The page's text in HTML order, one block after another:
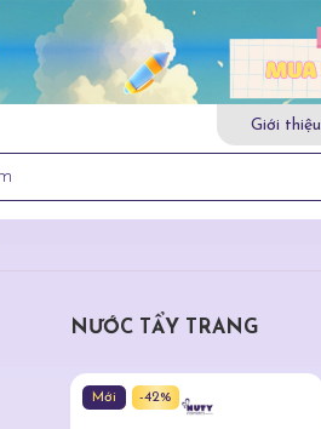
Giới thiệu
NƯỚC TẨY TRANG
Mới -42%